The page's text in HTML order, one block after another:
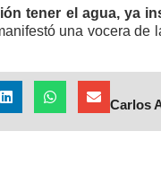
tener el agua, ya
una vocera de
Carlos